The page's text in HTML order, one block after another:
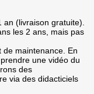
an (livraison gratuite).
les 2 ans, mais pas
de maintenance. En
une vidéo du
des
via des didacticiels